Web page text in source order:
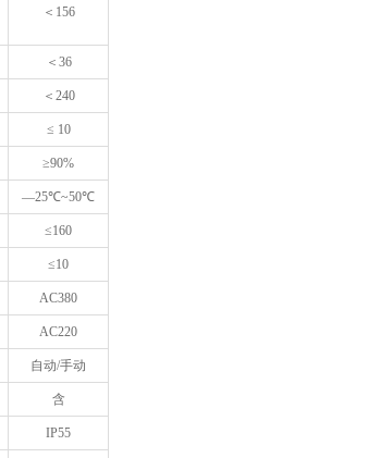
＜ 156
＜ 36
＜ 240
≤ 10
≥90%
—25℃~50℃
≤160
≤10
AC380
AC220
自动/手动
含
IP55